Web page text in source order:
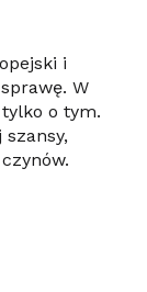
i
W
o tym.